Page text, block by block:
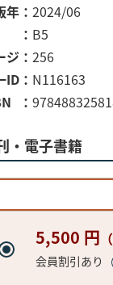
年
2024/06
B5
ジ
256
ID
N116163
・電子書籍
5,500 円
会員割引あり